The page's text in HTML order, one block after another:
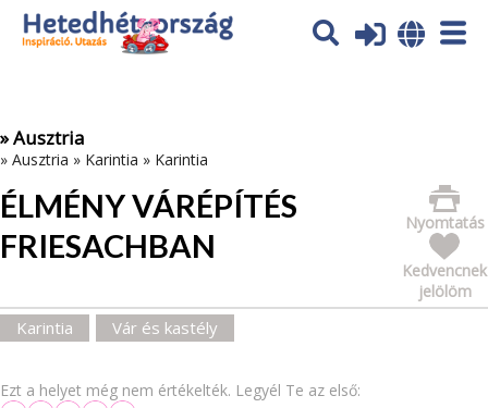
Az oldal sütiket (cookies) használ. További tájékoztatás itt:
Adatvédelmi tájékoztató
» Ausztria
» Ausztria » Karintia » Karintia
ÉLMÉNY VÁRÉPÍTÉS
FRIESACHBAN
Nyomtatás
Kedvencnek
jelölöm
Karintia Vár és kastély
Ezt a helyet még nem értékelték. Legyél Te az első: